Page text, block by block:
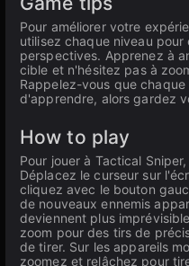
Pour améliorer votre
utilisez chaque niveau
perspectives. Apprenez à
cible et n'hésitez pas à
Rappelez-vous que
d'apprendre, alors gardez
How to play
Pour jouer à Tactical
Déplacez le curseur sur
cliquez avec le bouton
de nouveaux ennemis
deviennent plus
zoom pour des tirs de
de tirer. Sur les appareils
zoomez et relâchez pour